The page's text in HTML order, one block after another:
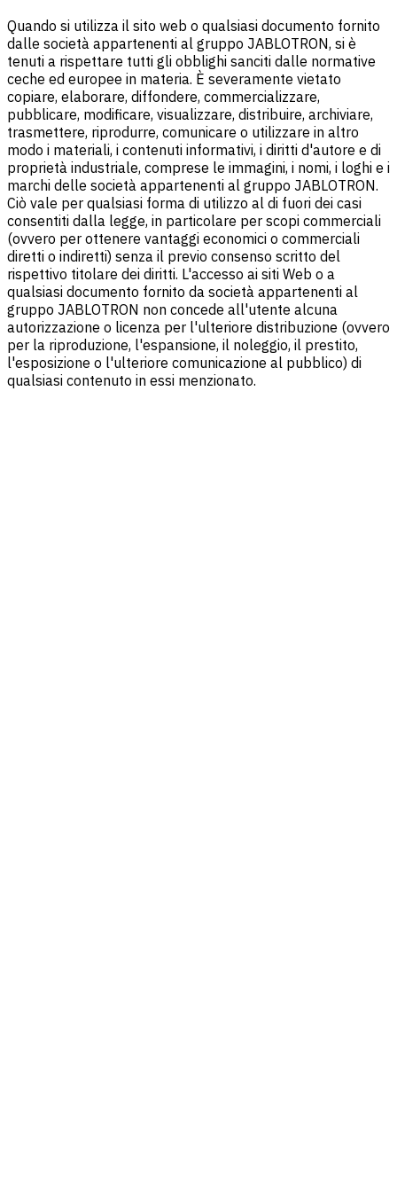
Quando si utilizza il sito web o qualsiasi documento fornito
dalle società appartenenti al gruppo JABLOTRON, si è
tenuti a rispettare tutti gli obblighi sanciti dalle normative
ceche ed europee in materia. È severamente vietato
copiare, elaborare, diffondere, commercializzare,
pubblicare, modificare, visualizzare, distribuire, archiviare,
trasmettere, riprodurre, comunicare o utilizzare in altro
modo i materiali, i contenuti informativi, i diritti d'autore e di
proprietà industriale, comprese le immagini, i nomi, i loghi e i
marchi delle società appartenenti al gruppo JABLOTRON.
Ciò vale per qualsiasi forma di utilizzo al di fuori dei casi
consentiti dalla legge, in particolare per scopi commerciali
(ovvero per ottenere vantaggi economici o commerciali
diretti o indiretti) senza il previo consenso scritto del
rispettivo titolare dei diritti. L'accesso ai siti Web o a
qualsiasi documento fornito da società appartenenti al
gruppo JABLOTRON non concede all'utente alcuna
autorizzazione o licenza per l'ulteriore distribuzione (ovvero
per la riproduzione, l'espansione, il noleggio, il prestito,
l'esposizione o l'ulteriore comunicazione al pubblico) di
qualsiasi contenuto in essi menzionato.